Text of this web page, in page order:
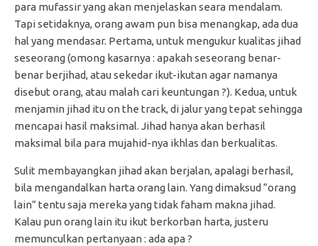
para mufassir yang akan menjelaskan seara mendalam.
Tapi setidaknya, orang awam pun bisa menangkap, ada dua
hal yang mendasar. Pertama, untuk mengukur kualitas jihad
seseorang (omong kasarnya : apakah seseorang benar-
benar berjihad, atau sekedar ikut-ikutan agar namanya
disebut orang, atau malah cari keuntungan ?). Kedua, untuk
menjamin jihad itu on the track, di jalur yang tepat sehingga
mencapai hasil maksimal. Jihad hanya akan berhasil
maksimal bila para mujahid-nya ikhlas dan berkualitas.
Sulit membayangkan jihad akan berjalan, apalagi berhasil,
bila mengandalkan harta orang lain. Yang dimaksud “orang
lain” tentu saja mereka yang tidak faham makna jihad.
Kalau pun orang lain itu ikut berkorban harta, justeru
memunculkan pertanyaan : ada apa ?